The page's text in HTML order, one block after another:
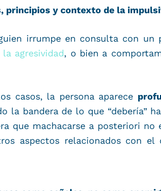
principios y contexto de la
irrumpe en consulta con
agresividad, o bien a
casos, la persona aparece
la bandera de lo que “debería”
que machacarse a posteriori
aspectos relacionados con